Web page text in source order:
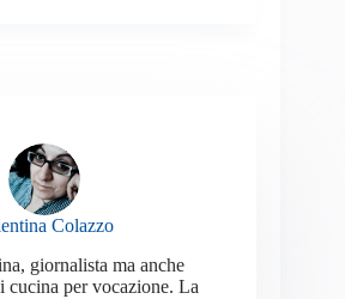
Colazzo
giornalista ma anche
cucina per vocazione. La